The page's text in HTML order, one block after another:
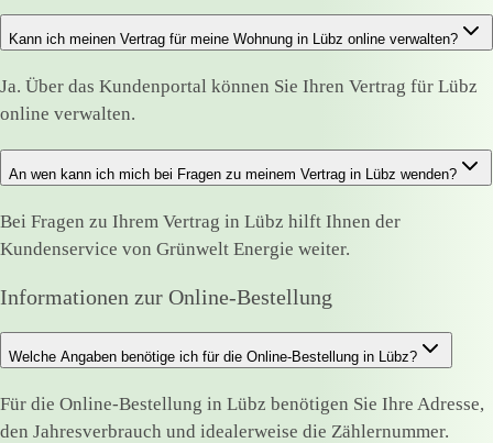
Kann ich meinen Vertrag für meine Wohnung in Lübz online verwalten?
Ja. Über das Kundenportal können Sie Ihren Vertrag für Lübz
online verwalten.
An wen kann ich mich bei Fragen zu meinem Vertrag in Lübz wenden?
Bei Fragen zu Ihrem Vertrag in Lübz hilft Ihnen der
Kundenservice von Grünwelt Energie weiter.
Informationen zur Online-Bestellung
Welche Angaben benötige ich für die Online-Bestellung in Lübz?
Für die Online-Bestellung in Lübz benötigen Sie Ihre Adresse,
den Jahresverbrauch und idealerweise die Zählernummer.